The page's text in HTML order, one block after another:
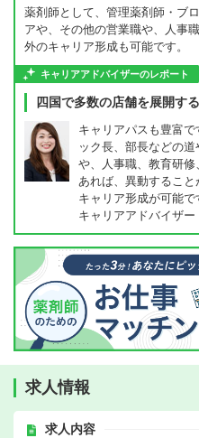
薬剤師として、管理薬剤師・ブ
アや、その他の営業職や、人事
外のキャリア形成も可能です。
キャリアアドバイザーのレポート
四国で多数の店舗を展開す
キャリアパスも豊富
ック長、部長などの
や、人事職、教育研
あれば、異動するこ
キャリア形成が可能で
キャリアアドバイザ
求人情報
求人内容